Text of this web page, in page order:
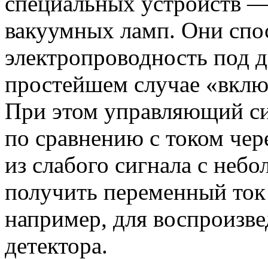
вакуумных ламп. Они
электропроводность под
простейшем случае
При этом управляющий
по сравнению с током
из слабого сигнала с
получить переменный
например, для
детектора.